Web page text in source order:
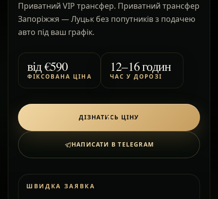
Приватний VIP трансфер. Приватний трансфер
Запоріжжя — Луцьк без попутників з подачею
авто під ваш графік.
від€590
ФІКСОВАНА ЦІНА
12–16 годин
ЧАС У ДОРОЗІ
ДІЗНАТИСЬ ЦІНУ
НАПИСАТИ В TELEGRAM
ШВИДКА ЗАЯВКА